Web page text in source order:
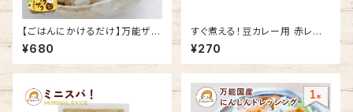
【ごはんにかけるだけ】万能ザク
ザク食べるカレー 1瓶 100g
印度カリー子の ごはんのおとも
¥680
すぐ煮える！豆カレー用 赤レン
ズ豆 （100g）｜ 使い切りで余ら
ない 浸水不要 Masoor Dal
¥270